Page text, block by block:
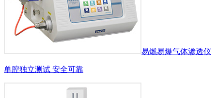
易燃易爆气体渗透仪
单腔独立测试 安全可靠